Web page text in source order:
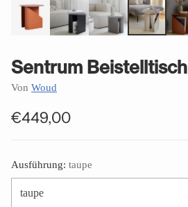
Sentrum Beistelltisch
Von Woud
Normaler
€449,00
Ausführung: taupe